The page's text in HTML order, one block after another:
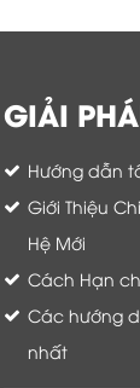
GIẢI
Hướng dẫn
Giới Thiệu
Hệ Mới
Cách Hạn
Các hướng
nhất